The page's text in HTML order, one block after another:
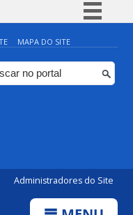
Simplifique!
Comunica BR
Participe
MAPA DO SITE
Administradores do Site